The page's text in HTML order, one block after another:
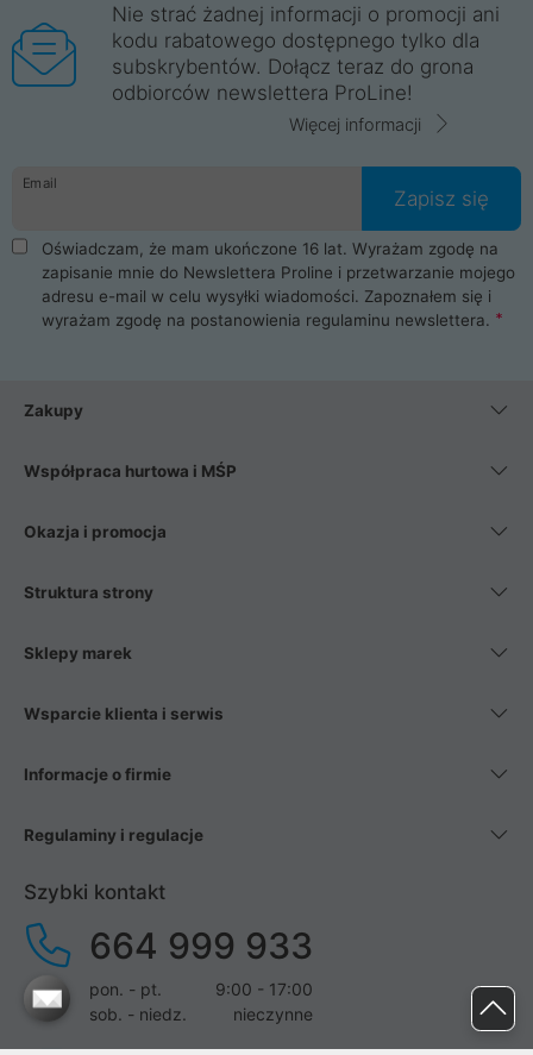
Nie strać żadnej informacji o promocji ani
kodu rabatowego dostępnego tylko dla
subskrybentów. Dołącz teraz do grona
odbiorców newslettera ProLine!
Więcej informacji
Email
Zapisz się
Oświadczam, że mam ukończone 16 lat. Wyrażam zgodę na
zapisanie mnie do Newslettera Proline i przetwarzanie mojego
adresu e-mail w celu wysyłki wiadomości. Zapoznałem się i
wyrażam zgodę na postanowienia regulaminu newslettera.
Zakupy
Współpraca hurtowa i MŚP
Okazja i promocja
Struktura strony
Sklepy marek
Wsparcie klienta i serwis
Informacje o firmie
Regulaminy i regulacje
Szybki kontakt
664 999 933
pon. - pt.
9:00 - 17:00
sob. - niedz.
nieczynne